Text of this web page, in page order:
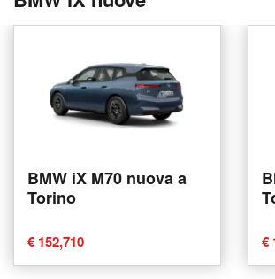
BMW iX M70 nuova a
Torino
€ 152,710 €